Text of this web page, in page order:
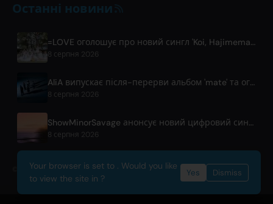
Останні новини
=LOVE оголошує про новий сингл 'Koi, Hajimemashita.' та концерти на Tokyo Dome
8 серпня 2026
AliA випускає після-перерви альбом 'mate' та оголошує живий виступ у Токіо
8 серпня 2026
ShowMinorSavage анонсує новий цифровий сингл 'Gradation'
8 серпня 2026
© 2026 OnlyHit. All rights reserved. - Metadata provided byACRCloud
Your browser is set to . Would you like
to view the site in ?
Yes Dismiss